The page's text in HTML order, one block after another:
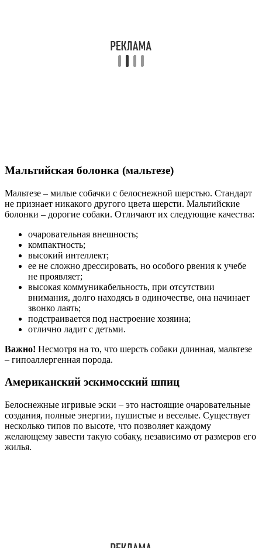
Мальтийская болонка (мальтезе)
Мальтезе – милые собачки с белоснежной шерстью. Стандарт
не признает никакого другого цвета шерсти. Мальтийские
болонки – дорогие собаки. Отличают их следующие качества:
очаровательная внешность;
компактность;
высокий интеллект;
ее не сложно дрессировать, но особого рвения к учебе
не проявляет;
высокая коммуникабельность, при отсутствии
внимания, долго находясь в одиночестве, она начинает
звонко лаять;
подстраивается под настроение хозяина;
отлично ладит с детьми.
Важно! Несмотря на то, что шерсть собаки длинная, мальтезе
– гипоаллергенная порода.
Американский эскимосский шпиц
Белоснежные игривые эски – это настоящие очаровательные
создания, полные энергии, пушистые и веселые. Существует
несколько типов по высоте, что позволяет каждому
желающему завести такую собаку, независимо от размеров его
жилья.